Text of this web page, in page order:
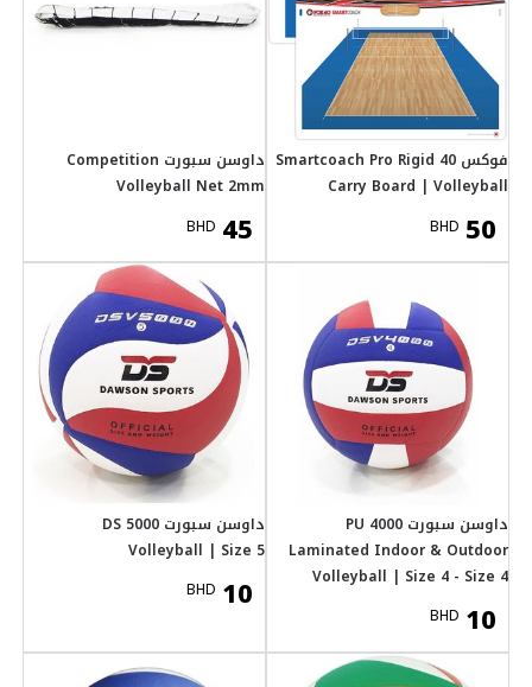
داوسن سبورت Competition
داوسن سبورت DS 5000